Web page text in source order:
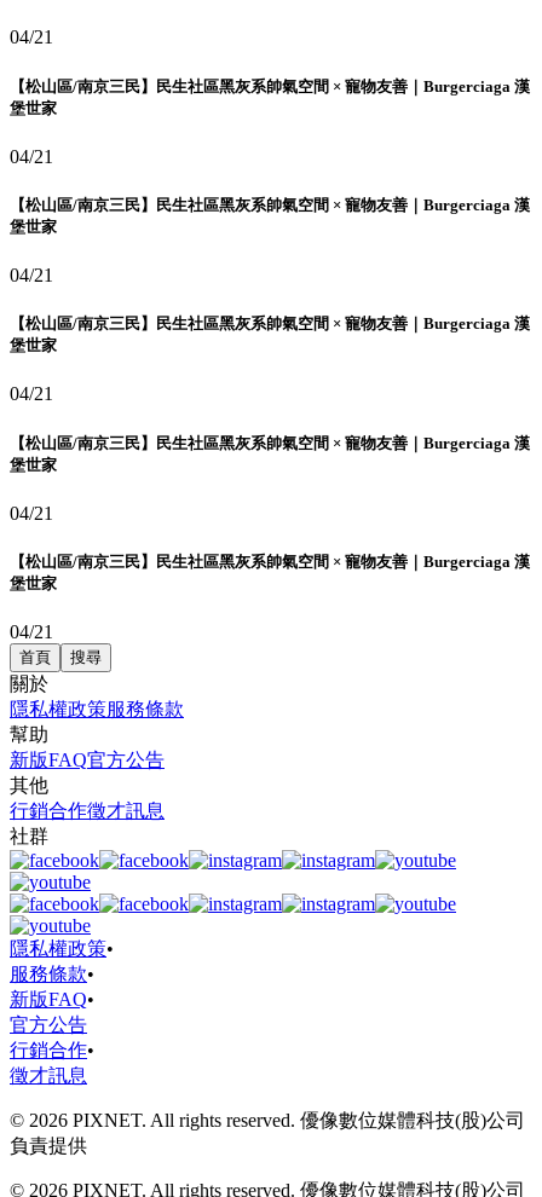
04/21
【松山區/南京三民】民生社區黑灰系帥氣空間 × 寵物友善｜Burgerciaga 漢
堡世家
04/21
【松山區/南京三民】民生社區黑灰系帥氣空間 × 寵物友善｜Burgerciaga 漢
堡世家
04/21
【松山區/南京三民】民生社區黑灰系帥氣空間 × 寵物友善｜Burgerciaga 漢
堡世家
04/21
【松山區/南京三民】民生社區黑灰系帥氣空間 × 寵物友善｜Burgerciaga 漢
堡世家
04/21
【松山區/南京三民】民生社區黑灰系帥氣空間 × 寵物友善｜Burgerciaga 漢
堡世家
04/21
首頁 搜尋
關於
隱私權政策服務條款
幫助
新版FAQ官方公告
其他
行銷合作徵才訊息
社群
隱私權政策•
服務條款•
新版FAQ•
官方公告
行銷合作•
徵才訊息
© 2026 PIXNET. All rights reserved. 優像數位媒體科技(股)公司
負責提供
© 2026 PIXNET. All rights reserved. 優像數位媒體科技(股)公司